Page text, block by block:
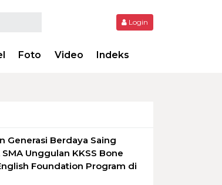
Login
Foto Video Indeks
Generasi Berdaya Saing
SMA Unggulan KKSS Bone
Foundation Program di